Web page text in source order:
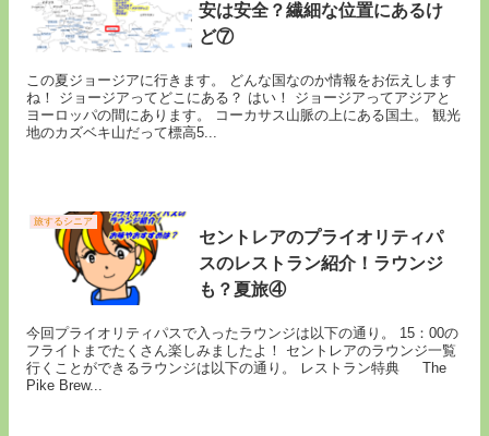
安は安全？繊細な位置にあるけ
ど⑦
この夏ジョージアに行きます。 どんな国なのか情報をお伝えします
ね！ ジョージアってどこにある？ はい！ ジョージアってアジアと
ヨーロッパの間にあります。 コーカサス山脈の上にある国土。 観光
地のカズベキ山だって標高5...
旅するシニア
セントレアのプライオリティパ
スのレストラン紹介！ラウンジ
も？夏旅④
今回プライオリティパスで入ったラウンジは以下の通り。 15：00の
フライトまでたくさん楽しみましたよ！ セントレアのラウンジ一覧
行くことができるラウンジは以下の通り。 レストラン特典 The
Pike Brew...